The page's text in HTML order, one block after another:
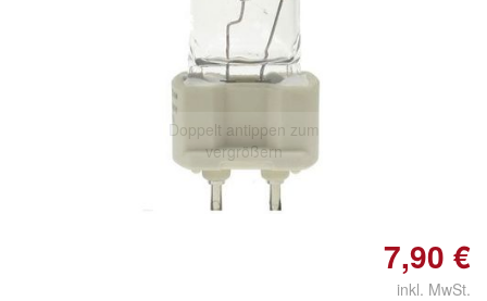
Doppelt antippen zum
vergrößern
7,90 €
inkl. MwSt.